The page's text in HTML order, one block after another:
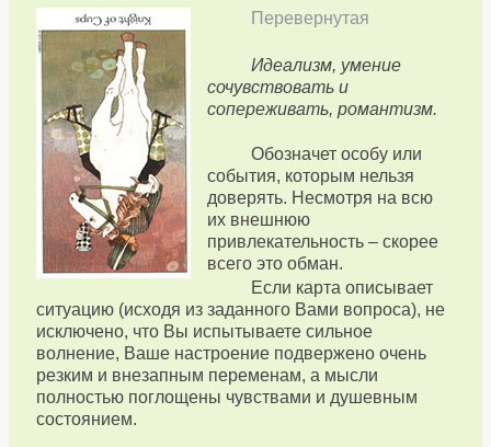
Перевернутая
Идеализм, умение
сочувствовать и
сопереживать, романтизм.
Обозначет особу или
события, которым нельзя
доверять. Несмотря на всю
их внешнюю
привлекательность – скорее
всего это обман.
Если карта описывает
ситуацию (исходя из заданного Вами вопроса), не
исключено, что Вы испытываете сильное
волнение, Ваше настроение подвержено очень
резким и внезапным переменам, а мысли
полностью поглощены чувствами и душевным
состоянием.